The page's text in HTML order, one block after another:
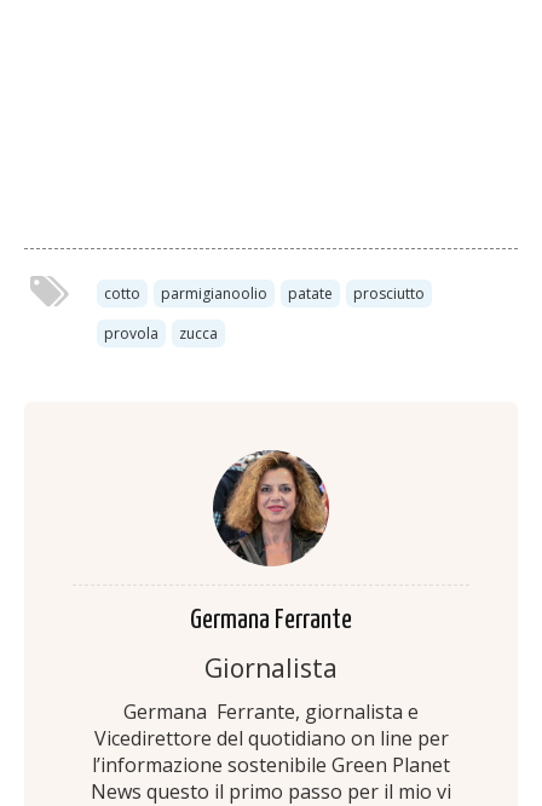
cotto parmigianoolio patate
prosciutto
provola
zucca
Germana Ferrante
Giornalista
Germana Ferrante, giornalista e
Vicedirettore del quotidiano on line per
l’informazione sostenibile Green Planet
News questo il primo passo per il mio vi